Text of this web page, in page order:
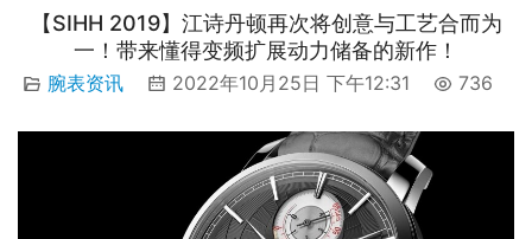
【SIHH 2019】江诗丹顿再次将创意与工艺合而为
一！带来懂得变频扩展动力储备的新作！
腕表资讯 2022年10月25日 下午12:31 736